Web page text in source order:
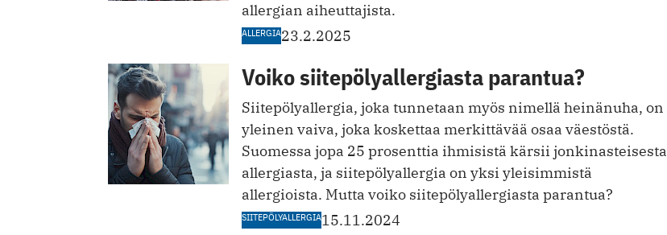
allergian aiheuttajista.
ALLERGIA23.2.2025
Voiko siitepölyallergiasta parantua?
Siitepölyallergia, joka tunnetaan myös nimellä heinänuha, on
yleinen vaiva, joka koskettaa merkittävää osaa väestöstä.
Suomessa jopa 25 prosenttia ihmisistä kärsii jonkinasteisesta
allergiasta, ja siitepölyallergia on yksi yleisimmistä
allergioista. Mutta voiko siitepölyallergiasta parantua?
SIITEPÖLYALLERGIA15.11.2024